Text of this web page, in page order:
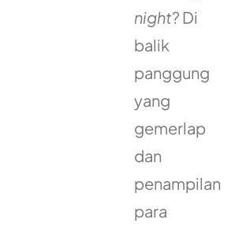
night? Di
balik
panggung
yang
gemerlap
dan
penampilan
para